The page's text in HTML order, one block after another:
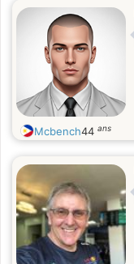
Mcbench44 ans